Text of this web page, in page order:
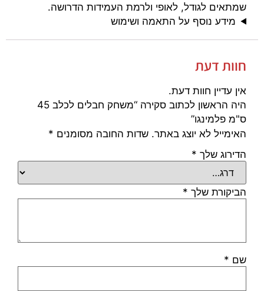
שמתאים לגודל, לאופי ולרמת העמידות הדרושה.
מידע נוסף על התאמה ושימוש
חוות דעת
אין עדיין חוות דעת.
היה הראשון לכתוב סקירה “משחק חבלים לכלב 45
ס"מ פלמינגו”
האימייל לא יוצג באתר. שדות החובה מסומנים *
הדירוג שלך *
הביקורת שלך *
שם *